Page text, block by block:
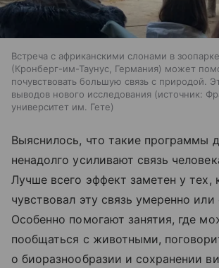
Встреча с африканскими слонами в
(Кронберг-им-Таунус, Германия) может
почувствовать большую связь с природой.
выводов нового исследования
источник:
университет им. Гете
Выяснилось, что такие программы
ненадолго усиливают связь
Лучше всего эффект заметен у тех,
чувствовал эту связь умеренно или
Особенно помогают занятия, где
пообщаться с животными,
о биоразнообразии и сохранении